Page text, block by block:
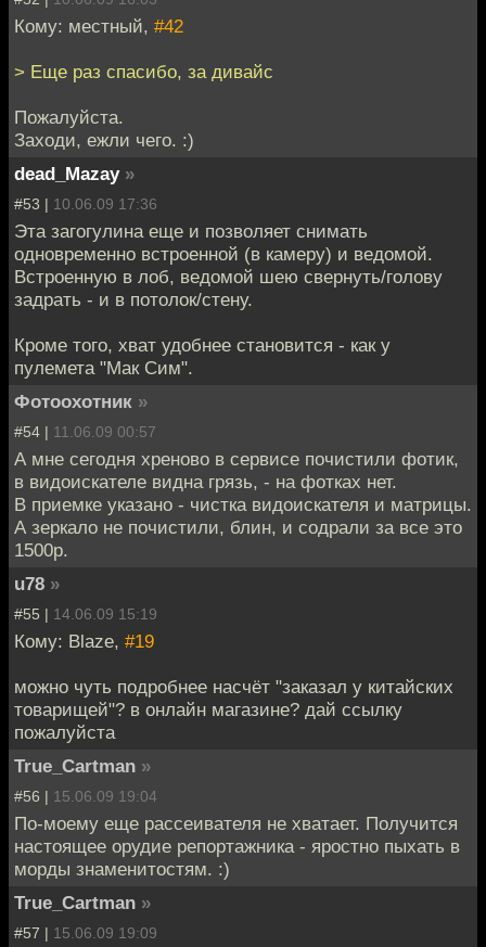
Кому: местный, #42
> Еще раз спасибо, за дивайс
Пожалуйста.
Заходи, ежли чего. :)
dead_Mazay »
#53 | 10.06.09 17:36
Эта загогулина еще и позволяет снимать
одновременно встроенной (в камеру) и ведомой.
Встроенную в лоб, ведомой шею свернуть/голову
задрать - и в потолок/стену.
Кроме того, хват удобнее становится - как у
пулемета "Мак Сим".
Фотоохотник »
#54 | 11.06.09 00:57
А мне сегодня хреново в сервисе почистили фотик,
в видоискателе видна грязь, - на фотках нет.
В приемке указано - чистка видоискателя и матрицы.
А зеркало не почистили, блин, и содрали за все это
1500р.
u78 »
#55 | 14.06.09 15:19
Кому: Blaze, #19
можно чуть подробнее насчёт "заказал у китайских
товарищей"? в онлайн магазине? дай ссылку
пожалуйста
True_Cartman »
#56 | 15.06.09 19:04
По-моему еще рассеивателя не хватает. Получится
настоящее орудие репортажника - яростно пыхать в
морды знаменитостям. :)
True_Cartman »
#57 | 15.06.09 19:09